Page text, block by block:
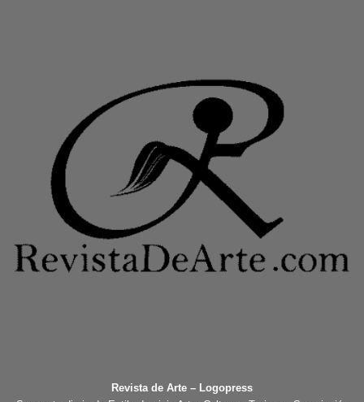
Revista de Arte – Logopress